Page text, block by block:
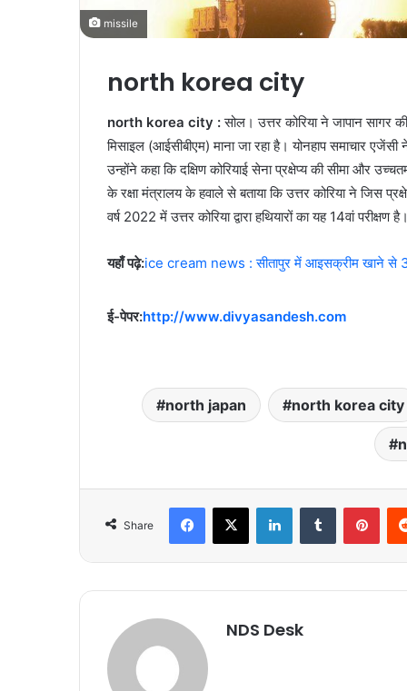
missile
north korea city
north korea city :सोल। उत्तर कोरिया ने जापान सागर
मिसाइल (आईसीबीएम) माना जा रहा है। योनहाप समाचार
उन्होंने कहा कि दक्षिण कोरियाई सेना प्रक्षेप्य की सीमा और
के रक्षा मंत्रालय के हवाले से बताया कि उत्तर कोरिया ने जिस
वर्ष 2022 में उत्तर कोरिया द्वारा हथियारों का यह 14वां परीक्षण है।
यहाँ पढ़े:ice cream news : सीतापुर में आइसक्रीम खाने से
ई-पेपर:http://www.divyasandesh.com
north japan north korea city
Share
NDS Desk